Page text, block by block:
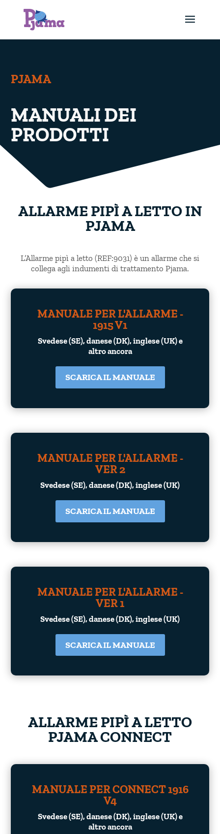
PJAMA
MANUALI DEI
PRODOTTI
ALLARME PIPÌ A LETTO IN
PJAMA
L’Allarme pipì a letto (REF:9031) è un allarme che si
collega agli indumenti di trattamento Pjama.
MANUALE PER L'ALLARME -
1915 V1
Svedese (SE), danese (DK), inglese (UK) e
altro ancora
SCARICA IL MANUALE
MANUALE PER L'ALLARME -
VER 2
Svedese (SE), danese (DK), inglese (UK)
SCARICA IL MANUALE
MANUALE PER L'ALLARME -
VER 1
Svedese (SE), danese (DK), inglese (UK)
SCARICA IL MANUALE
ALLARME PIPÌ A LETTO
PJAMA CONNECT
MANUALE PER CONNECT 1916
V4
Svedese (SE), danese (DK), inglese (UK) e
altro ancora